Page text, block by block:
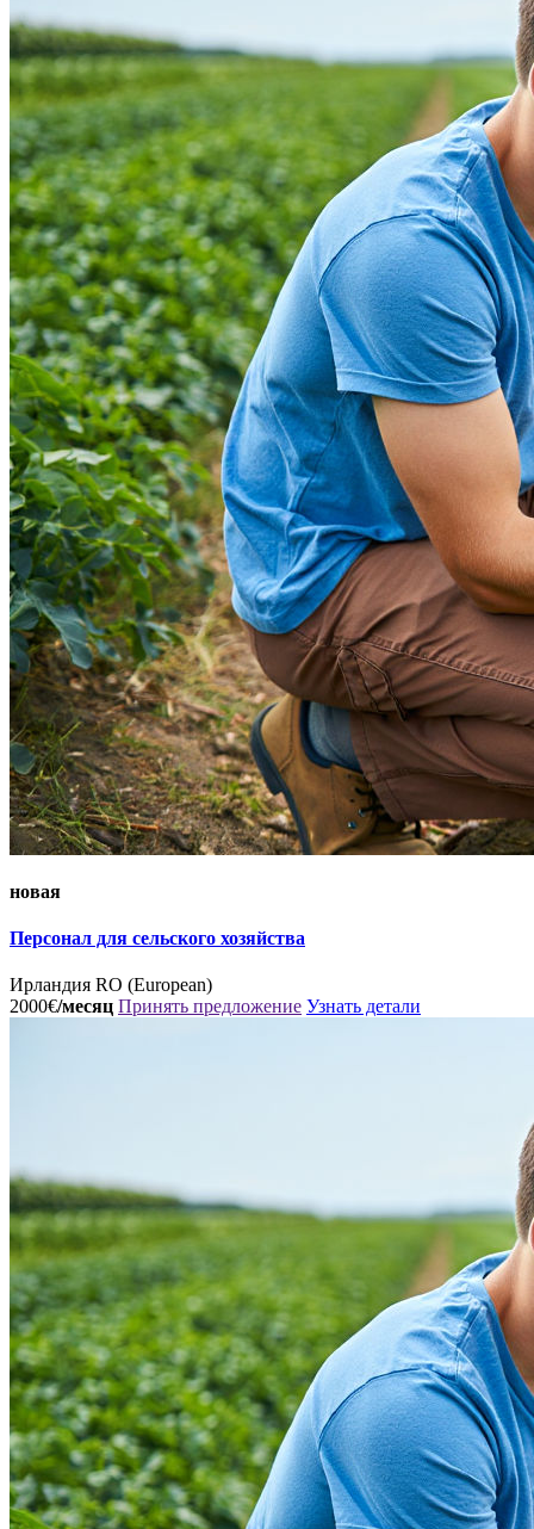
новая
Персонал для сельского хозяйства
Ирландия RO (European)
2000€/месяц Принять предложение Узнать детали